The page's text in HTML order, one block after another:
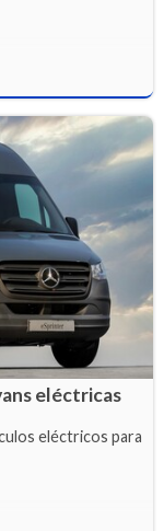
eléctricas
eléctricos para